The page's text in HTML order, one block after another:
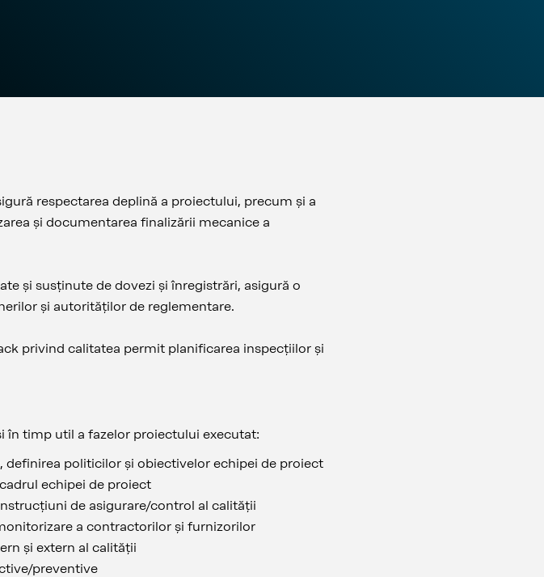
respectarea deplină a proiectului, precum și a
și documentarea finalizării mecanice a
și susținute de dovezi și înregistrări, asigură o
și autorităților de reglementare.
privind calitatea permit planificarea inspecțiilor și
în timp util a fazelor proiectului executat:
politicilor și obiectivelor echipei de proiect
echipei de proiect
de asigurare/control al calității
a contractorilor și furnizorilor
și extern al calității
preventive